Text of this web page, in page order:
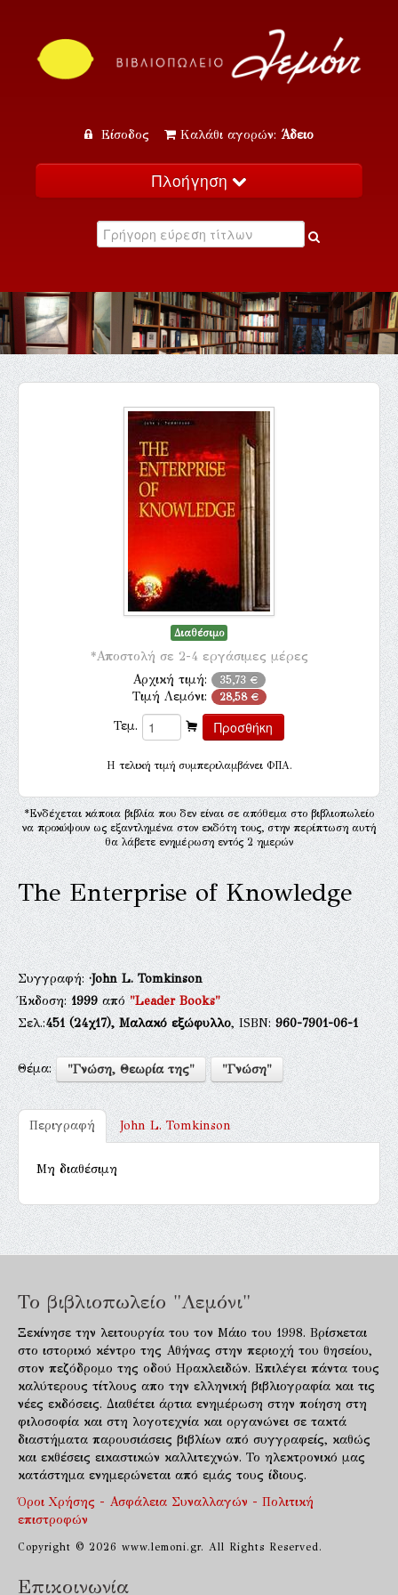
Είσοδος Καλάθι αγορών: Άδειο
Πλοήγηση
Κατάλογος
Εκδηλώσεις
Επικοινωνία
Διαθέσιμο
*Αποστολή σε 2-4 εργάσιμες μέρες
Αρχική τιμή: 35,73 €
Τιμή Λεμόνι: 28,58 €
Τεμ.
H τελική τιμή συμπεριλαμβάνει ΦΠΑ.
*Ενδέχεται κάποια βιβλία που δεν είναι σε απόθεμα στο βιβλιοπωλείο
να προκύψουν ως εξαντλημένα στον εκδότη τους, στην περίπτωση αυτή
θα λάβετε ενημέρωση εντός 2 ημερών
The Enterprise of Knowledge
Συγγραφή:·John L. Tomkinson
Έκδοση:1999από"Leader Books"
Σελ.:451(24χ17), Μαλακό εξώφυλλο, ISBN:960-7901-06-1
Θέμα: "Γνώση, Θεωρία της" "Γνώση"
Περιγραφή John L. Tomkinson
Μη διαθέσιμη
Το βιβλιοπωλείο "Λεμόνι"
Ξεκίνησε την λειτουργία του τον Μάιο του 1998. Βρίσκεται
στο ιστορικό κέντρο της Αθήνας στην περιοχή του θησείου,
στον πεζόδρομο της οδού Ηρακλειδών. Επιλέγει πάντα τους
καλύτερους τίτλους απο την ελληνική βιβλιογραφία και τις
νέες εκδόσεις. Διαθέτει άρτια ενημέρωση στην ποίηση στη
φιλοσοφία και στη λογοτεχνία και οργανώνει σε τακτά
διαστήματα παρουσιάσεις βιβλίων από συγγραφείς, καθώς
και εκθέσεις εικαστικών καλλιτεχνών. Το ηλεκτρονικό μας
κατάστημα ενημερώνεται από εμάς τους ίδιους.
Όροι Χρήσης - Ασφάλεια Συναλλαγών - Πολιτική
επιστροφών
Copyright © 2026 www.lemoni.gr. All Rights Reserved.
Επικοινωνία